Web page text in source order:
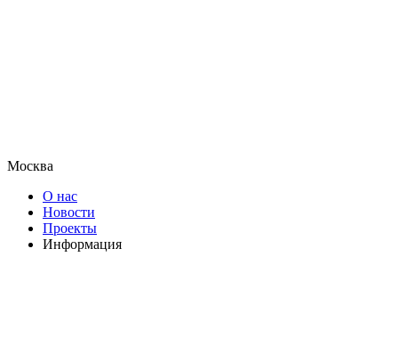
Москва
О нас
Новости
Проекты
Информация